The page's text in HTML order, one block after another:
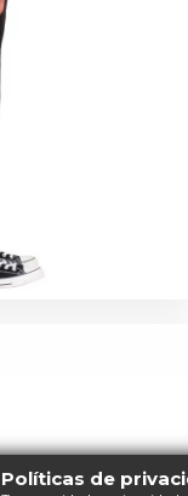
Políticas de